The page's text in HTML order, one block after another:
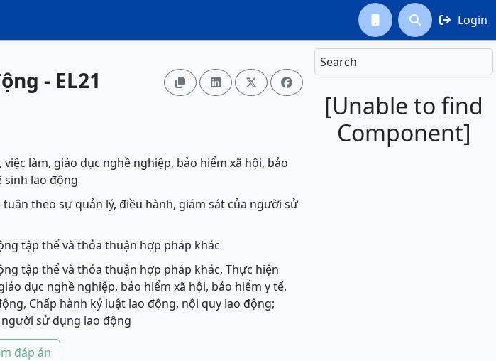
  Login
Search
[Unable to find
Component]
- EL21    
làm, giáo dục nghề nghiệp, bảo hiểm xã hội, bảo
sinh lao động
theo sự quản lý, điều hành, giám sát của người sử
tập thể và thỏa thuận hợp pháp khác
tập thể và thỏa thuận hợp pháp khác, Thực hiện
dục nghề nghiệp, bảo hiểm xã hội, bảo hiểm y tế,
Chấp hành kỷ luật lao động, nội quy lao động;
sử dụng lao động
đáp án